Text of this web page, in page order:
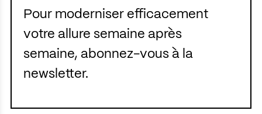
Pour moderniser efficacement
votre allure semaine après
semaine, abonnez-vous à la
newsletter.